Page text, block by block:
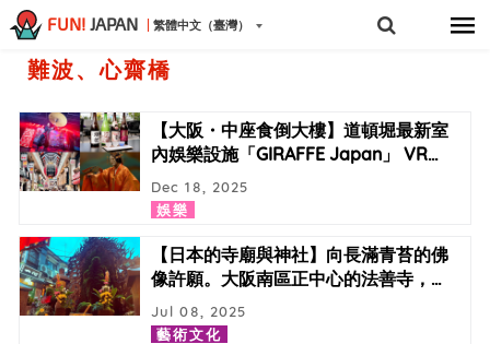
FUN! JAPAN 繁體中文（臺灣）
難波、心齋橋
【大阪・中座食倒大樓】道頓堀最新室
內娛樂設施「GIRAFFE Japan」 VR…
娛樂
Dec 18, 2025
【日本的寺廟與神社】向長滿青苔的佛
像許願。大阪南區正中心的法善寺， …
藝術文化
Jul 08, 2025